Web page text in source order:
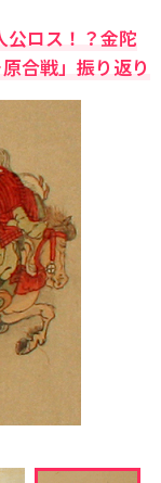
公ロス！？金陀
合戦」振り返り